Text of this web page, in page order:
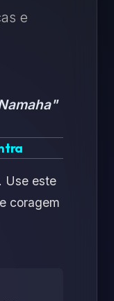
e
Use este
coragem